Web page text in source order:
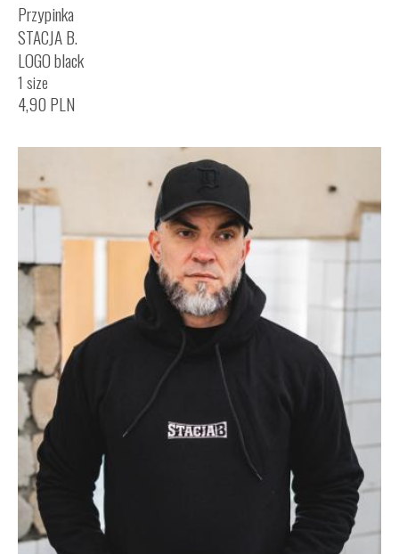
Przypinka
STACJA B.
LOGO black
1 size
4,90 PLN